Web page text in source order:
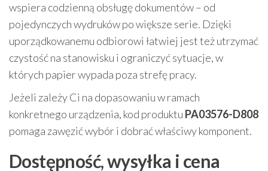
wspiera codzienną obsługę dokumentów – od
pojedynczych wydruków po większe serie. Dzięki
uporządkowanemu odbiorowi łatwiej jest też utrzymać
czystość na stanowisku i ograniczyć sytuacje, w
których papier wypada poza strefę pracy.
Jeżeli zależy Ci na dopasowaniu w ramach
konkretnego urządzenia, kod produktu PA03576-D808
pomaga zawęzić wybór i dobrać właściwy komponent.
Dostępność, wysyłka i cena